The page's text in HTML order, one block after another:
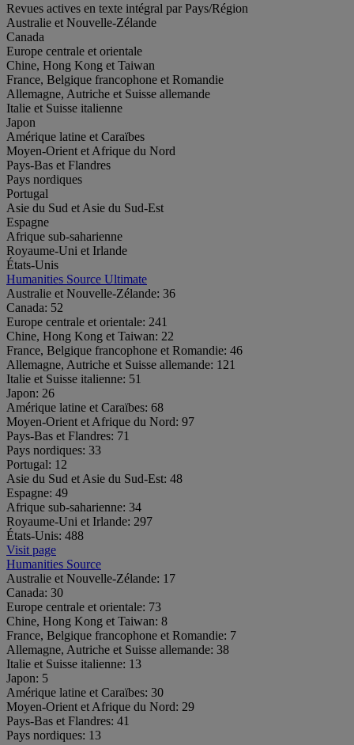
Revues actives en texte intégral par Pays/Région
Australie et Nouvelle-Zélande
Canada
Europe centrale et orientale
Chine, Hong Kong et Taiwan
France, Belgique francophone et Romandie
Allemagne, Autriche et Suisse allemande
Italie et Suisse italienne
Japon
Amérique latine et Caraïbes
Moyen-Orient et Afrique du Nord
Pays-Bas et Flandres
Pays nordiques
Portugal
Asie du Sud et Asie du Sud-Est
Espagne
Afrique sub-saharienne
Royaume-Uni et Irlande
États-Unis
Humanities Source Ultimate
Australie et Nouvelle-Zélande: 36
Canada: 52
Europe centrale et orientale: 241
Chine, Hong Kong et Taiwan: 22
France, Belgique francophone et Romandie: 46
Allemagne, Autriche et Suisse allemande: 121
Italie et Suisse italienne: 51
Japon: 26
Amérique latine et Caraïbes: 68
Moyen-Orient et Afrique du Nord: 97
Pays-Bas et Flandres: 71
Pays nordiques: 33
Portugal: 12
Asie du Sud et Asie du Sud-Est: 48
Espagne: 49
Afrique sub-saharienne: 34
Royaume-Uni et Irlande: 297
États-Unis: 488
Visit page
Humanities Source
Australie et Nouvelle-Zélande: 17
Canada: 30
Europe centrale et orientale: 73
Chine, Hong Kong et Taiwan: 8
France, Belgique francophone et Romandie: 7
Allemagne, Autriche et Suisse allemande: 38
Italie et Suisse italienne: 13
Japon: 5
Amérique latine et Caraïbes: 30
Moyen-Orient et Afrique du Nord: 29
Pays-Bas et Flandres: 41
Pays nordiques: 13